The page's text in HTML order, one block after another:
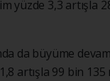
yüzde 3,3 artışla
da büyüme
artışla 99 bin 135